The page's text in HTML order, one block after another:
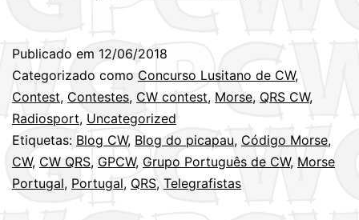
Lusitano
de
é
Publicado em 12/06/2018
Categorizado como Concurso Lusitano de CW,
Contest, Contestes, CW contest, Morse, QRS CW,
Radiosport, Uncategorized
Etiquetas: Blog CW, Blog do picapau, Código Morse,
CW, CW QRS, GPCW, Grupo Português de CW, Morse
Portugal, Portugal, QRS, Telegrafistas